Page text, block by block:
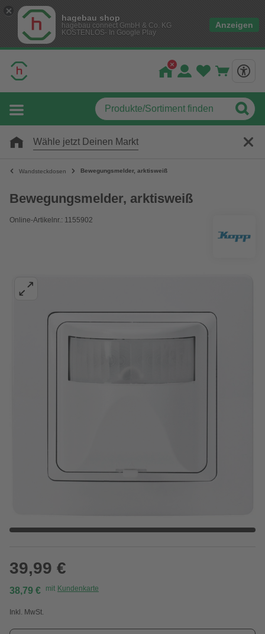
hagebau shop
hagebau connect GmbH & Co. KG
KOSTENLOS- In Google Play
Anzeigen
Wähle jetzt Deinen Markt
Wandsteckdosen Bewegungsmelder, arktisweiß
Bewegungsmelder, arktisweiß
Online-Artikelnr.: 1155902
39,99 €
38,79 € mit Kundenkarte
Inkl. MwSt.